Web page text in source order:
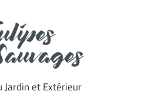
Jardin et Extérieur